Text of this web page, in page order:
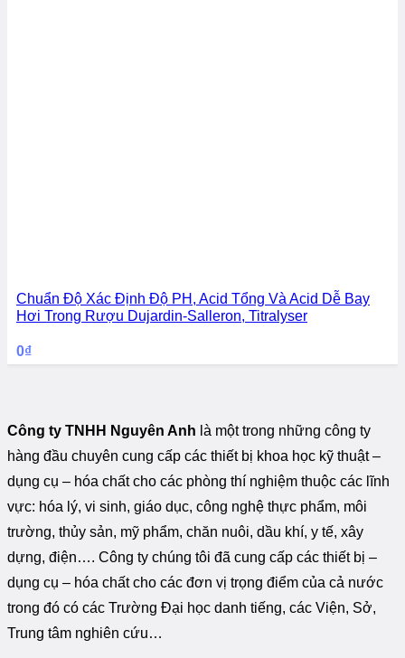
Chuẩn Độ Xác Định Độ PH, Acid Tổng Và Acid Dễ Bay
Hơi Trong Rượu Dujardin-Salleron, Titralyser
0₫
Công ty TNHH Nguyên Anh là một trong những công ty
hàng đầu chuyên cung cấp các thiết bị khoa học kỹ thuật –
dụng cụ – hóa chất cho các phòng thí nghiệm thuộc các lĩnh
vực: hóa lý, vi sinh, giáo dục, công nghệ thực phẩm, môi
trường, thủy sản, mỹ phẩm, chăn nuôi, dầu khí, y tế, xây
dựng, điện…. Công ty chúng tôi đã cung cấp các thiết bị –
dụng cụ – hóa chất cho các đơn vị trọng điểm của cả nước
trong đó có các Trường Đại học danh tiếng, các Viện, Sở,
Trung tâm nghiên cứu…